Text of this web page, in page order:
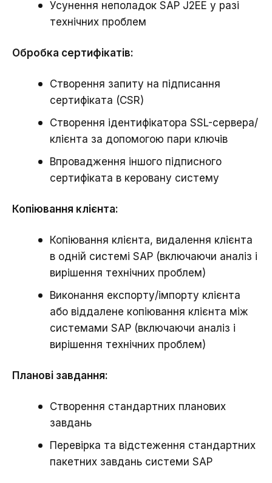
Усунення неполадок SAP J2EE у разі
технічних проблем
Обробка сертифікатів:
Створення запиту на підписання
сертифіката (CSR)
Створення ідентифікатора SSL-сервера/
клієнта за допомогою пари ключів
Впровадження іншого підписного
сертифіката в керовану систему
Копіювання клієнта:
Копіювання клієнта, видалення клієнта
в одній системі SAP (включаючи аналіз і
вирішення технічних проблем)
Виконання експорту/імпорту клієнта
або віддалене копіювання клієнта між
системами SAP (включаючи аналіз і
вирішення технічних проблем)
Планові завдання:
Створення стандартних планових
завдань
Перевірка та відстеження стандартних
пакетних завдань системи SAP